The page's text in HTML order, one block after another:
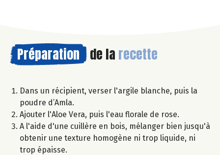
Préparation de la recette
Dans un récipient, verser l'argile blanche, puis la
poudre d’Amla.
Ajouter l'Aloe Vera, puis l'eau florale de rose.
A l'aide d'une cuillère en bois, mélanger bien jusqu'à
obtenir une texture homogène ni trop liquide, ni
trop épaisse.